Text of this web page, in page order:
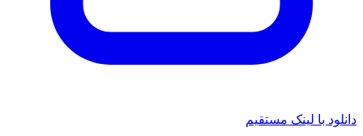
دانلود با لینک مستقیم